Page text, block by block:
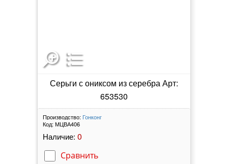
Серьги с ониксом из серебра Арт:
653530
Производство: Гонконг
Код: МЦВА406
Наличие: 0
Сравнить